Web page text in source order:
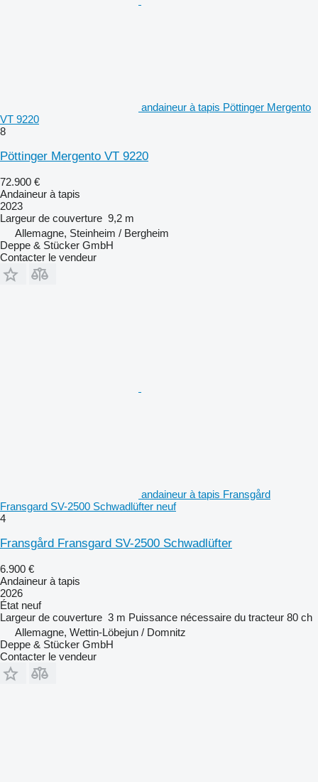
andaineur à tapis Pöttinger Mergento
VT 9220
8
Pöttinger Mergento VT 9220
72.900 €
Andaineur à tapis
2023
Largeur de couverture 9,2 m
Allemagne, Steinheim / Bergheim
Deppe & Stücker GmbH
Contacter le vendeur
andaineur à tapis Fransgård
Fransgard SV-2500 Schwadlüfter neuf
4
Fransgård Fransgard SV-2500 Schwadlüfter
6.900 €
Andaineur à tapis
2026
État neuf
Largeur de couverture 3 m Puissance nécessaire du tracteur 80 ch
Allemagne, Wettin-Löbejun / Domnitz
Deppe & Stücker GmbH
Contacter le vendeur